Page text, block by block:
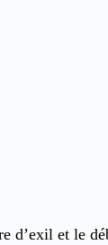
et le